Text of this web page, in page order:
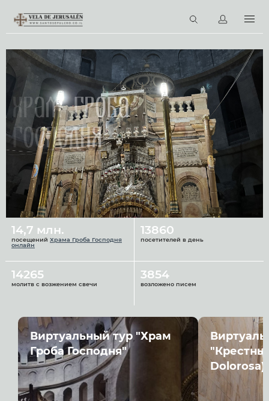
Виртуальные туры
Библиотека
Наши святыни
Новости
Церковный календарь
RU
Храм Гроба
Господня
14,7 млн.
посещений Храма Гроба Господня
онлайн
13860
посетителей в день
14265
молитв с возжением свечи
3854
возложено писем
Виртуальный тур "Храм
Гроба Господня"
Dolorosa)"